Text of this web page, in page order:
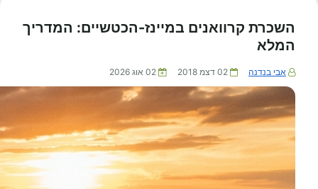
השכרת קרוואנים במיינז-הכטשיים: המדריך
המלא
אבי בנדנה 02 דצמ 2018 02 אוג 2026